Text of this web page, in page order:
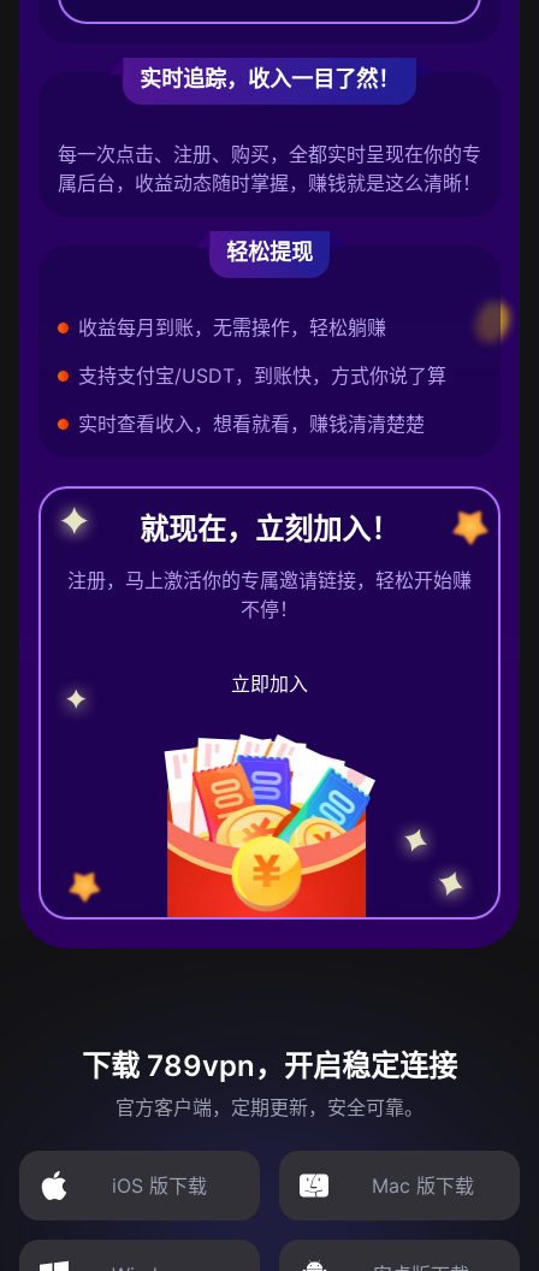
实时追踪，收入一目了然！
每一次点击、注册、购买，全都实时呈现在你的专
属后台，收益动态随时掌握，赚钱就是这么清晰！
轻松提现
收益每月到账，无需操作，轻松躺赚
支持支付宝/USDT，到账快，方式你说了算
实时查看收入，想看就看，赚钱清清楚楚
就现在，立刻加入！
注册，马上激活你的专属邀请链接，轻松开始赚
不停！
立即加入
下载 789vpn，开启稳定连接
官方客户端，定期更新，安全可靠。
iOS 版下载 Mac 版下载